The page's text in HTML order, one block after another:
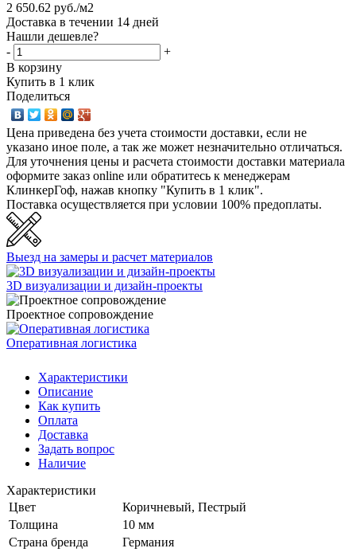
2 650.62 руб./м2
Доставка в течении 14 дней
Нашли дешевле?
-
+
В корзину
Купить в 1 клик
Поделиться
Цена приведена без учета стоимости доставки, если не
указано иное поле, а так же может незначительно отличаться.
Для уточнения цены и расчета стоимости доставки материала
оформите заказ online или обратитесь к менеджерам
КлинкерГоф, нажав кнопку "Купить в 1 клик".
Поставка осуществляется при условии 100% предоплаты.
Выезд на замеры и расчет материалов
3D визуализации и дизайн-проекты
Проектное сопровождение
Оперативная логистика
Характеристики
Описание
Как купить
Оплата
Доставка
Задать вопрос
Наличие
Характеристики
Цвет
Коричневый, Пестрый
Толщина
10 мм
Страна бренда
Германия